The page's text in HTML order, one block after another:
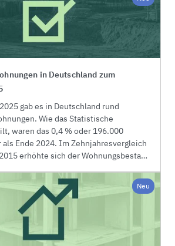
Mai 2026 gegenüber dem
2,0 % oder 100 auf 3.200.
in Deutschland zum
gab es in Deutschland rund
Wie das Statistische
waren das 0,4 % oder 196.000
als Ende 2024. Im Zehnjahresvergleich
erhöhte sich der Wohnungsbestand
vergrößerte sich in diesem Zeitraum
Quadratmeter.
Neu